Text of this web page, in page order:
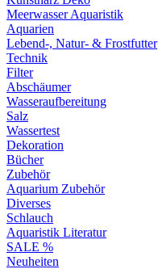
Meerwasser Aquaristik
Aquarien
Lebend-, Natur- & Frostfutter
Technik
Filter
Abschäumer
Wasseraufbereitung
Salz
Wassertest
Dekoration
Bücher
Zubehör
Aquarium Zubehör
Diverses
Schlauch
Aquaristik Literatur
SALE %
Neuheiten